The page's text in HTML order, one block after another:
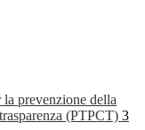
prevenzione della
(PTPCT) 3